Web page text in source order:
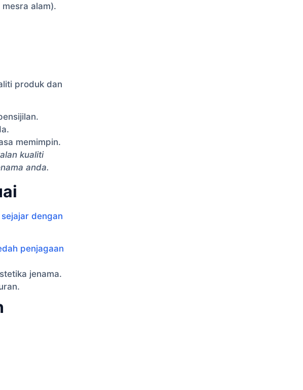
alam).
produk dan
memimpin.
kualiti
anda.
dengan
penjagaan
jenama.